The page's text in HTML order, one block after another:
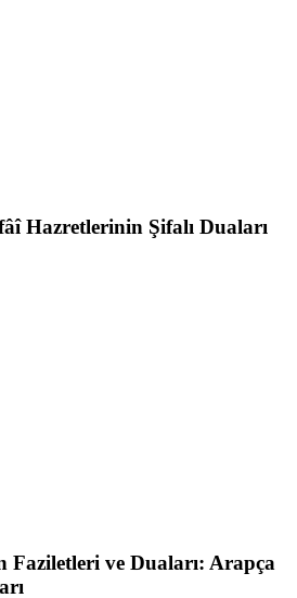
Hazretlerinin Şifalı Duaları
Faziletleri ve Duaları: Arapça